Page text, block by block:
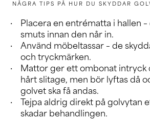
NÅGRA TIPS PÅ HUR DU SKYDDAR
Placera en entrématta i hallen
smuts innan den når in.
Använd möbeltassar – de
och tryckmärken.
Mattor ger ett ombonat intryck
hårt slitage, men bör lyftas då
golvet ska få andas.
Tejpa aldrig direkt på golvytan
skadar behandlingen.